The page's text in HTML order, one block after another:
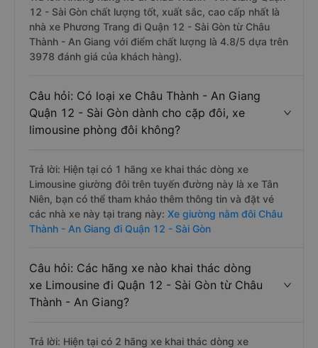
12 - Sài Gòn chất lượng tốt, xuất sắc, cao cấp nhất là
nhà xe Phương Trang đi Quận 12 - Sài Gòn từ Châu
Thành - An Giang với điểm chất lượng là 4.8/5 dựa trên
3978 đánh giá của khách hàng).
Câu hỏi: Có loại xe Châu Thành - An Giang
Quận 12 - Sài Gòn dành cho cặp đôi, xe
limousine phòng đôi không?
Trả lời: Hiện tại có 1 hãng xe khai thác dòng xe
Limousine giường đôi trên tuyến đường này là xe Tân
Niên, bạn có thể tham khảo thêm thông tin và đặt vé
các nhà xe này tại trang này: Xe giường nằm đôi Châu
Thành - An Giang đi Quận 12 - Sài Gòn
Câu hỏi: Các hãng xe nào khai thác dòng
xe Limousine đi Quận 12 - Sài Gòn từ Châu
Thành - An Giang?
Trả lời: Hiện tại có 2 hãng xe khai thác dòng xe